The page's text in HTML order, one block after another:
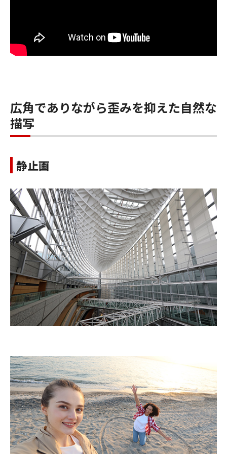
広角でありながら歪みを抑えた自然な
描写
静止画